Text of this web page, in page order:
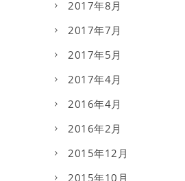
2017年8月
2017年7月
2017年5月
2017年4月
2016年4月
2016年2月
2015年12月
2015年10月